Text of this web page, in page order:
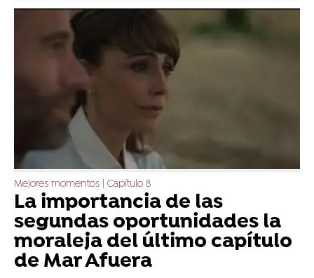
Mejores momentos | Capítulo 8
La importancia de las
segundas oportunidades la
moraleja del último capítulo
de Mar Afuera